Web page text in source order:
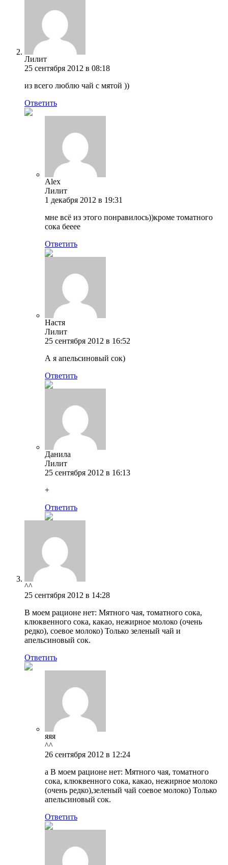
Лилит
25 сентября 2012 в 08:18
из всего люблю чай с мятой ))
Ответить
Alex
Лилит
1 декабря 2012 в 19:31
мне всё из этого понравилось))кроме томатного
сока бееее
Ответить
Настя
Лилит
25 сентября 2012 в 16:52
А я апельсиновый сок)
Ответить
Данила
Лилит
25 сентября 2012 в 16:13
+
Ответить
^^
25 сентября 2012 в 14:28
В моем рационе нет: Мятного чая, томатного сока,
клюквенного сока, какао, нежирное молоко (очень
редко), соевое молоко) Только зеленый чай и
апельсиновый сок.
Ответить
яяя
^^
26 сентября 2012 в 12:24
а В моем рационе нет: Мятного чая, томатного
сока, клюквенного сока, какао, нежирное молоко
(очень редко),зеленый чай соевое молоко) Только
апельсиновый сок.
Ответить